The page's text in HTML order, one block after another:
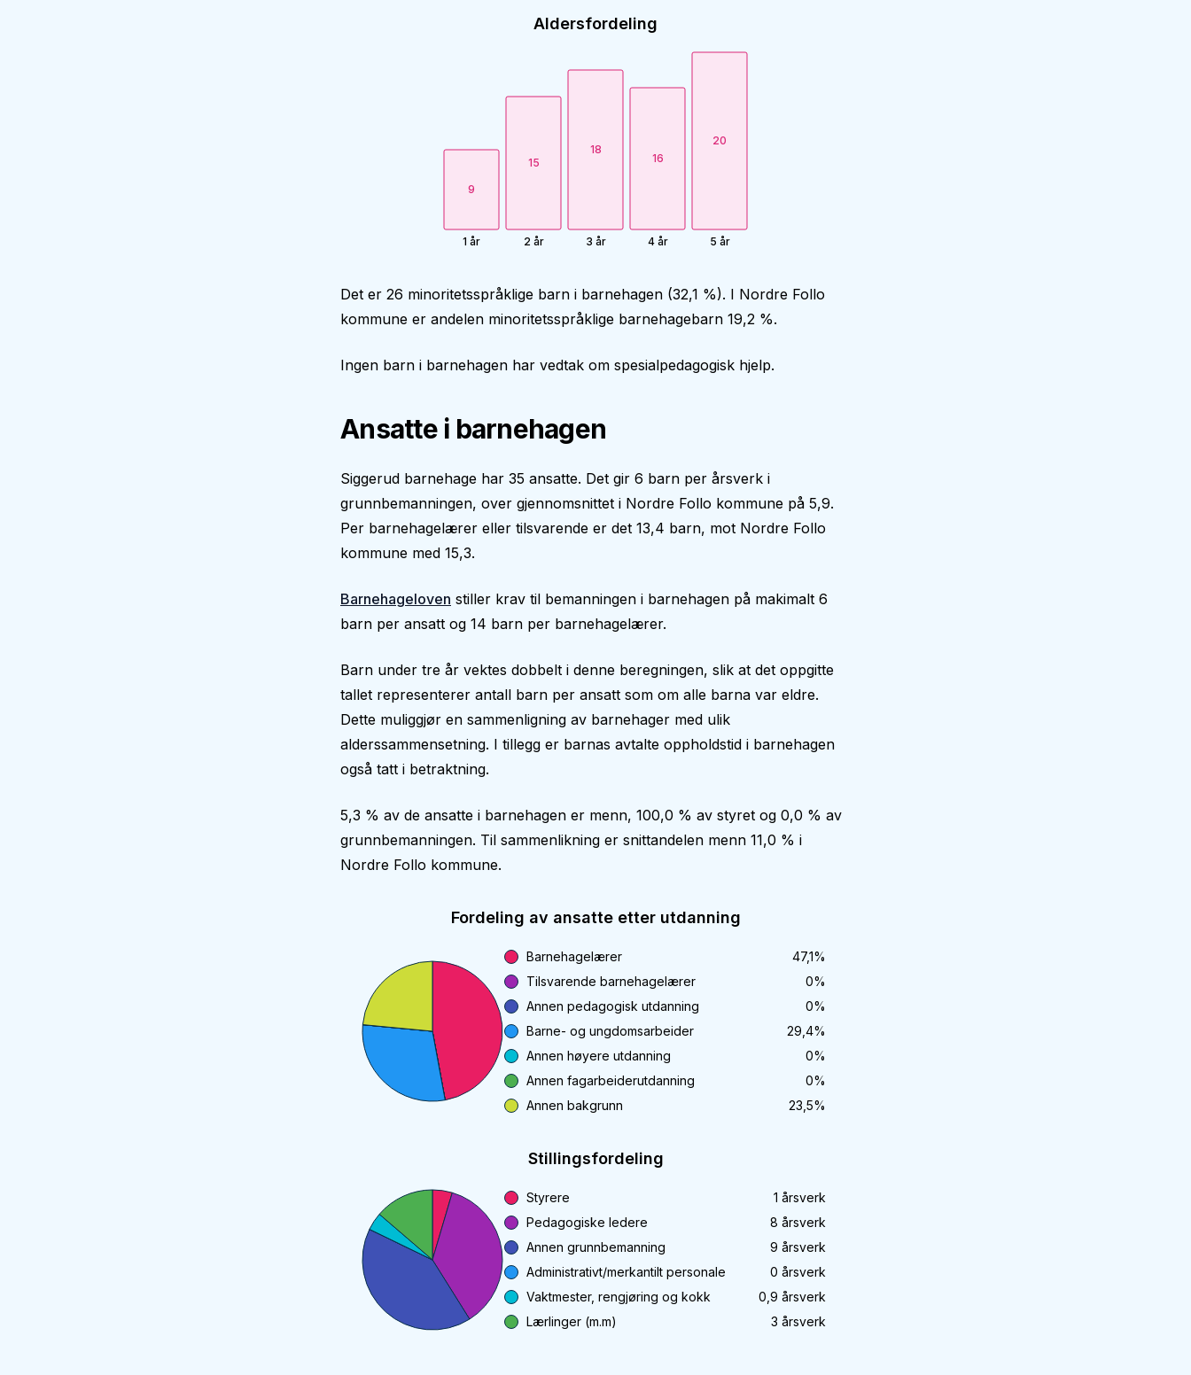
Aldersfordeling
9
1 år
15
2 år
18
3 år
16
4 år
20
5 år
Det er 26 minoritetsspråklige barn i barnehagen (32,1 %). I Nordre Follo
kommune er andelen minoritetsspråklige barnehagebarn 19,2 %.
Ingen barn i barnehagen har vedtak om spesialpedagogisk hjelp.
Ansatte i barnehagen
Siggerud barnehage har 35 ansatte. Det gir 6 barn per årsverk i
grunnbemanningen, over gjennomsnittet i Nordre Follo kommune på 5,9.
Per barnehagelærer eller tilsvarende er det 13,4 barn, mot Nordre Follo
kommune med 15,3.
Barnehageloven stiller krav til bemanningen i barnehagen på makimalt 6
barn per ansatt og 14 barn per barnehagelærer.
Barn under tre år vektes dobbelt i denne beregningen, slik at det oppgitte
tallet representerer antall barn per ansatt som om alle barna var eldre.
Dette muliggjør en sammenligning av barnehager med ulik
alderssammensetning. I tillegg er barnas avtalte oppholdstid i barnehagen
også tatt i betraktning.
5,3 % av de ansatte i barnehagen er menn, 100,0 % av styret og 0,0 % av
grunnbemanningen. Til sammenlikning er snittandelen menn 11,0 % i
Nordre Follo kommune.
Fordeling av ansatte etter utdanning
Barnehagelærer 47,1%
Tilsvarende barnehagelærer
0%
Annen pedagogisk utdanning
0%
Barne- og ungdomsarbeider
29,4%
Annen høyere utdanning
0%
Annen fagarbeiderutdanning
0%
Annen bakgrunn
23,5%
Stillingsfordeling
Styrere 1 årsverk
Pedagogiske ledere
8 årsverk
Annen grunnbemanning
9 årsverk
Administrativt/merkantilt personale
0 årsverk
Vaktmester, rengjøring og kokk
0,9 årsverk
Lærlinger (m.m)
3 årsverk